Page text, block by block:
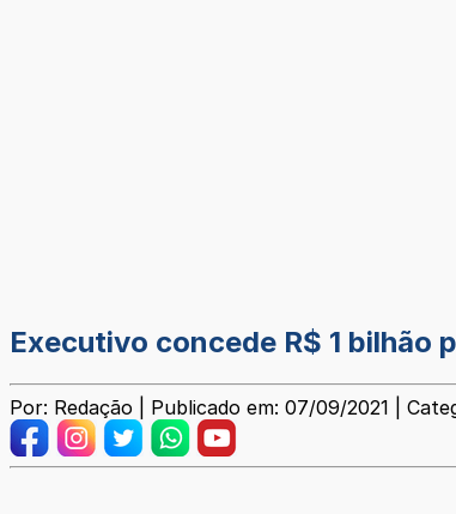
Executivo concede R$ 1 bilhão
Por: Redação | Publicado em: 07/09/2021 |